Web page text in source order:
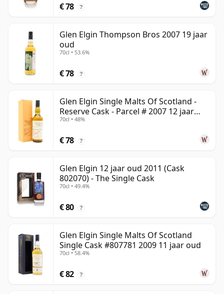
€ 78 ?
Glen Elgin Thompson Bros 2007 19 jaar
oud
70cl • 53.6%
€ 78 ?
Glen Elgin Single Malts Of Scotland -
Reserve Cask - Parcel # 2007 12 jaar
oud
70cl • 48%
€ 78 ?
Glen Elgin 12 jaar oud 2011 (Cask
802070) - The Single Cask
70cl • 49.4%
€ 80 ?
Glen Elgin Single Malts Of Scotland
Single Cask #807781 2009 11 jaar oud
70cl • 58.4%
€ 82 ?